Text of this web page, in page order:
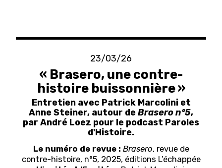
23/03/26
« Brasero, une contre-
histoire buissonnière »
Entretien avec Patrick Marcolini et
Anne Steiner, autour deBrasero n°5,
par André Loez pour le podcast Paroles
d'Histoire.
Le numéro de revue : Brasero, revue de
contre-histoire, n°5, 2025, éditions L’échappée